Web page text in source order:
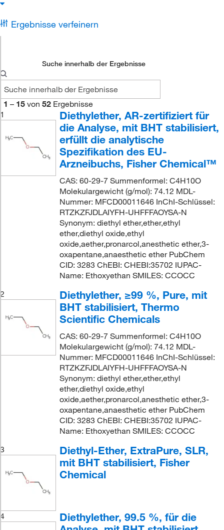
Ergebnisse verfeinern
Suche innerhalb der Ergebnisse
1 – 15 von 52 Ergebnisse
1
Diethylether, AR-zertifiziert für
die Analyse, mit BHT stabilisiert,
erfüllt die analytische
Spezifikation des EU-
Arzneibuchs, Fisher Chemical™
CAS: 60-29-7 Summenformel: C4H10O
Molekulargewicht (g/mol): 74.12 MDL-
Nummer: MFCD00011646 InChI-Schlüssel:
RTZKZFJDLAIYFH-UHFFFAOYSA-N
Synonym: diethyl ether,ether,ethyl
ether,diethyl oxide,ethyl
oxide,aether,pronarcol,anesthetic ether,3-
oxapentane,anaesthetic ether PubChem
CID: 3283 ChEBI: CHEBI:35702 IUPAC-
Name: Ethoxyethan SMILES: CCOCC
2
Diethylether, ≥99 %, Pure, mit
BHT stabilisiert, Thermo
Scientific Chemicals
CAS: 60-29-7 Summenformel: C4H10O
Molekulargewicht (g/mol): 74.12 MDL-
Nummer: MFCD00011646 InChI-Schlüssel:
RTZKZFJDLAIYFH-UHFFFAOYSA-N
Synonym: diethyl ether,ether,ethyl
ether,diethyl oxide,ethyl
oxide,aether,pronarcol,anesthetic ether,3-
oxapentane,anaesthetic ether PubChem
CID: 3283 ChEBI: CHEBI:35702 IUPAC-
Name: Ethoxyethan SMILES: CCOCC
3
Diethyl-Ether, ExtraPure, SLR,
mit BHT stabilisiert, Fisher
Chemical
4
Diethylether, 99.5 %, für die